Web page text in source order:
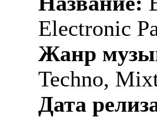
Electronic
Жанр
Techno,
Дата